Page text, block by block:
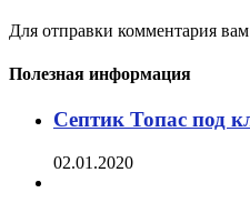
Для отправки комментария
Полезная информация
Септик Топас под
02.01.2020